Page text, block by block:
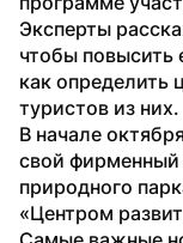
Эксперты
чтобы повысить
как определить
туристов из них.
В начале
свой фирменный
природного
«Центром